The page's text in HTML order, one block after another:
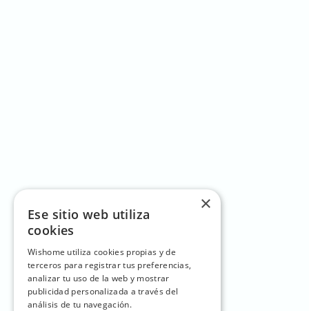
×
Ese sitio web utiliza
cookies
Wishome utiliza cookies propias y de
terceros para registrar tus preferencias,
analizar tu uso de la web y mostrar
publicidad personalizada a través del
análisis de tu navegación.